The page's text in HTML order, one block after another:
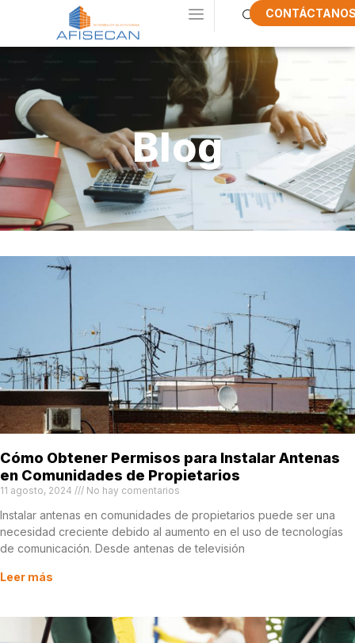
Blog
Cómo Obtener Permisos para Instalar Antenas
en Comunidades de Propietarios
11 agosto, 2024 No hay comentarios
Instalar antenas en comunidades de propietarios puede ser una
necesidad creciente debido al aumento en el uso de tecnologías
de comunicación. Desde antenas de televisión
Leer más